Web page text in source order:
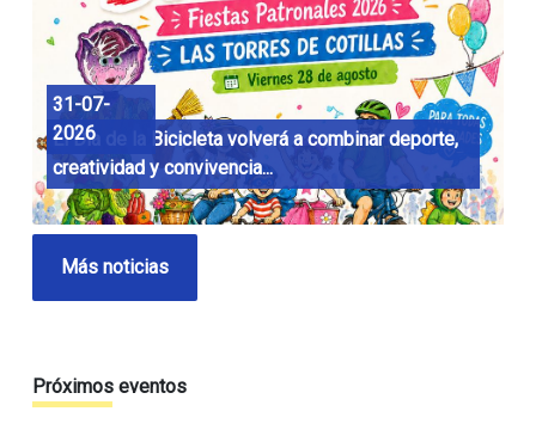
El Día de la Bicicleta volverá a combinar deporte,
creatividad y convivencia...
31-07-
2026
Más noticias
Próximos eventos